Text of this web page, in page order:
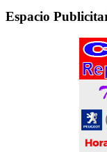
Espacio